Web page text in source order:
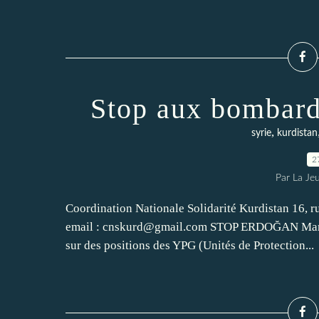
Stop aux
syrie, kurdistan
Par La
Coordination Nationale Solidarité Kurdistan 16,
email : cnskurd@gmail.com STOP ERDOĞAN
sur des positions des YPG (Unités de Protection...